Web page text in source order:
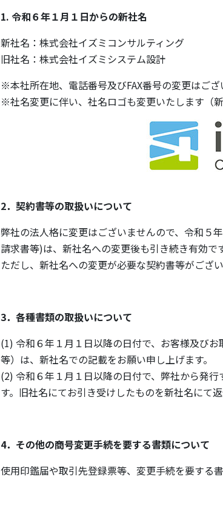
1. 令和６年１月１日からの新社名
新社名：株式会社イズミコンサルティング
旧社名：株式会社イズミシステム設計
※本社所在地、電話番号及びFAX番号の変更はござ
※社名変更に伴い、社名ロゴも変更いたします（
2．契約書等の取扱いについて
弊社の法人格に変更はございませんので、令和５
請求書等)は、新社名への変更後も引き続き有効で
ただし、新社名への変更が必要な契約書等がござ
3．各種書類の取扱いについて
(1) 令和６年１⽉１⽇以降の⽇付で、お客様及び
等）は、新社名での記載をお願い申し上げます。
(2) 令和６年１⽉１⽇以降の⽇付で、弊社から発
す。旧社名にてお引き受けしたものを新社名にて
4．その他の商号変更⼿続を要する書類について
使用印鑑届や取引先登録票等、変更⼿続を要する